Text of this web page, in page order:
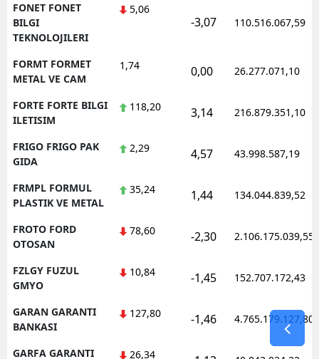
FONET FONET
BILGI
TEKNOLOJILERI
5,06
-3,07 110.516.067,59
FORMT FORMET
METAL VE CAM
1,74 0,00 26.277.071,10
FORTE FORTE BILGI
ILETISIM
118,20 3,14 216.879.351,10
FRIGO FRIGO PAK
GIDA
2,29 4,57 43.998.587,19
FRMPL FORMUL
PLASTIK VE METAL
35,24 1,44 134.044.839,52
FROTO FORD
OTOSAN
78,60 -2,30 2.106.175.039,55
FZLGY FUZUL
GMYO
10,84 -1,45 152.707.172,43
GARAN GARANTI
BANKASI
127,80 -1,46 4.765.179.127,80
GARFA GARANTI 26,34